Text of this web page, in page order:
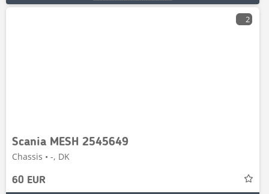
2
Scania MESH 2545649
Chassis • -, DK
60 EUR